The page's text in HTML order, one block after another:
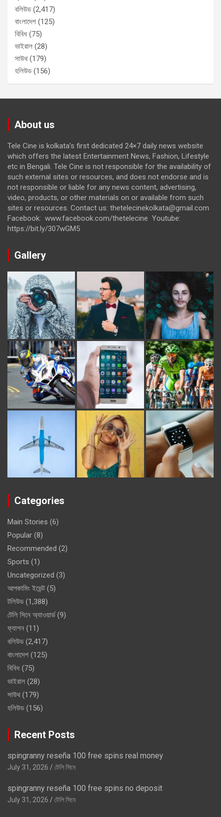
বলিউড (2,417)
বাংলাদেশ (125)
বিবিধ (75)
ভাইরাল (28)
সাউথ (179)
হলিউড (156)
About us
Tele Cine is kolkata’s first dedicated 24×7 daily news website
which offers the latest Entertainment News, Fashion, Lifestyle
etc in Bengali. Tele Cine is not responsible for the availability of
such external sites or resources, and does not endorse and is
not responsible or liable for any news content, advertising,
video, products, or other materials on or available from such
sites or resources. Contact us: thetelecinekolkata@gmail.com
Facebook: www.facebook.com/thetelecine Youtube:
https://bit.ly/307wGM5
Gallery
Categories
Main Stories (6)
Popular (8)
Recommended (2)
Sports (1)
Uncategorized (3)
আপকামিং ইভেন্ট (5)
টলিউড (1,388)
টেলি সিনে অ্যাওয়ার্ড(9)
ফ্যাশন (11)
বলিউড (2,417)
বাংলাদেশ (125)
বিবিধ (75)
ভাইরাল (28)
সাউথ (179)
হলিউড (156)
Recent Posts
spingranny reseña 100 free spins real money
July 31, 2026 টেলি সিনে
spingranny reseña 100 free spins no deposit
July 31, 2026 টেলি সিনে